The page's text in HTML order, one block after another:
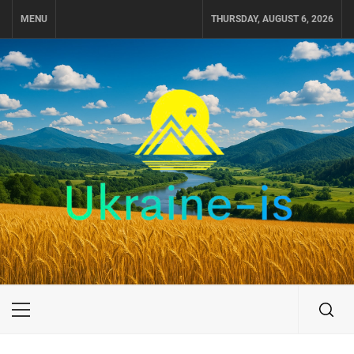
MENU THURSDAY, AUGUST 6, 2026
UKRAINE-IS
ПУТЕШЕСТВИЕ ПО УКРАИНЕ
Primary